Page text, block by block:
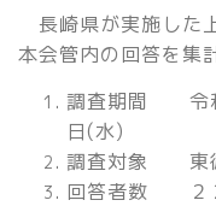
長崎県が実施した
本会管内の回答を集
調査期間 令和
日(水)
調査対象 東
回答者数 ２